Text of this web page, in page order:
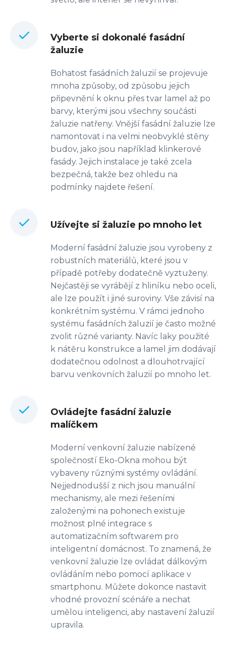
Vyberte si dokonalé fasádní
žaluzie
Bohatost fasádních žaluzií se projevuje
mnoha způsoby, od způsobu jejich
připevnění k oknu přes tvar lamel až po
barvy, kterými jsou všechny součásti
žaluzie natřeny. Vnější fasádní žaluzie lze
namontovat i na velmi neobvyklé stěny
budov, jako jsou například klinkerové
fasády. Jejich instalace je také zcela
bezpečná, takže bez ohledu na
podmínky najdete řešení.
Užívejte si žaluzie po mnoho let
Moderní fasádní žaluzie jsou vyrobeny z
robustních materiálů, které jsou v
případě potřeby dodatečně vyztuženy.
Nejčastěji se vyrábějí z hliníku nebo oceli,
ale lze použít i jiné suroviny. Vše závisí na
konkrétním systému. V rámci jednoho
systému fasádních žaluzií je často možné
zvolit různé varianty. Navíc laky použité
k nátěru konstrukce a lamel jim dodávají
dodatečnou odolnost a dlouhotrvající
barvu venkovních žaluzií po mnoho let.
Ovládejte fasádní žaluzie
malíčkem
Moderní venkovní žaluzie nabízené
společností Eko-Okna mohou být
vybaveny různými systémy ovládání.
Nejjednodušší z nich jsou manuální
mechanismy, ale mezi řešeními
založenými na pohonech existuje
možnost plné integrace s
automatizačním softwarem pro
inteligentní domácnost. To znamená, že
venkovní žaluzie lze ovládat dálkovým
ovládáním nebo pomocí aplikace v
smartphonu. Můžete dokonce nastavit
vhodné provozní scénáře a nechat
umělou inteligenci, aby nastavení žaluzií
upravila.